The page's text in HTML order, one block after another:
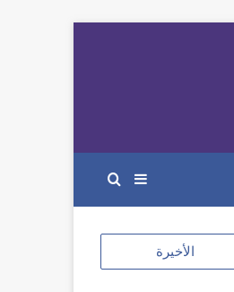
عن
إضافة
عمود
الأخيرة